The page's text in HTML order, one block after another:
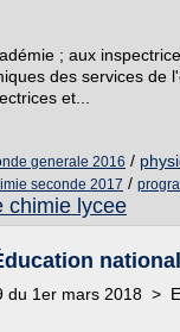
; aux
des services de
et...
generale 2016 /
seconde 2017 /
chimie lycee
1er mars 2018 >